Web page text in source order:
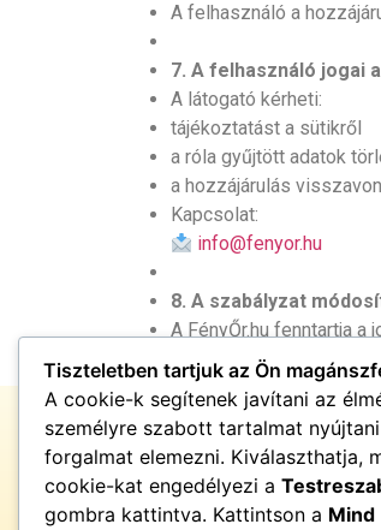
A felhasználó a
7. A felhasználó jogai
A látogató kérheti:
tájékoztatást a sütikről
a róla gyűjtött adatok
a hozzájárulás
Kapcsolat:
info@fenyor.hu
8. A szabályzat
A FényŐr.hu fenntartja
A módosítás a
Tiszteletben tartjuk az Ön
A cookie-k segítenek javítani az
személyre szabott tartalmat
forgalmat elemezni. Kiválaszthatja,
cookie-kat engedélyezi a
gombra kattintva. Kattintson a Mind